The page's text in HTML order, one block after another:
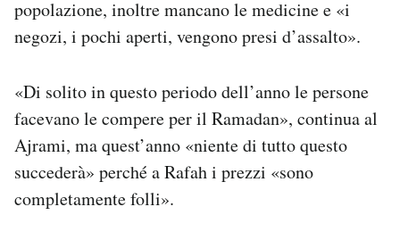
popolazione, inoltre mancano le medicine e «i
negozi, i pochi aperti, vengono presi d’assalto».
«Di solito in questo periodo dell’anno le persone
facevano le compere per il Ramadan», continua al
Ajrami, ma quest’anno «niente di tutto questo
succederà» perché a Rafah i prezzi «sono
completamente folli».